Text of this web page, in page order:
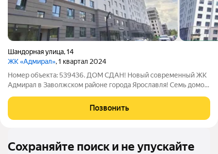
Шандорная улица,14
ЖК «Адмирал», 1 квартал 2024
Номер объекта: 539436. ДОМ СДАН! Новый современный ЖК
Адмирал в Заволжском районе города Ярославля! Семь домов
инфраструктурой. Для вас площадки для воркаута, игр в
баскетбол и футбол. На территории
Позвонить
Сохраняйте поиск и не упускайте